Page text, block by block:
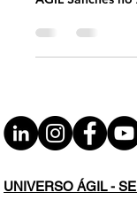
QUE
AGIL Sanches